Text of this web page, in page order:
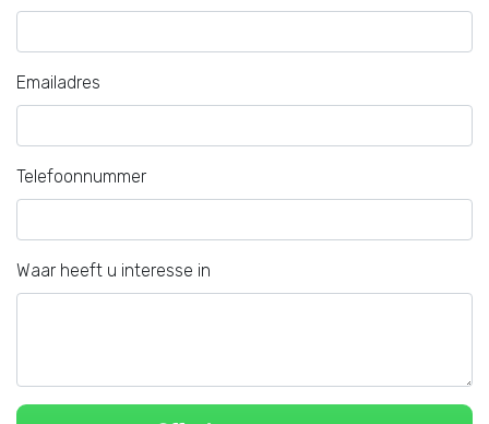
Emailadres
Telefoonnummer
Waar heeft u interesse in